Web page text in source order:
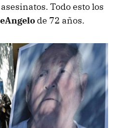
Todo esto los
de 72 años.